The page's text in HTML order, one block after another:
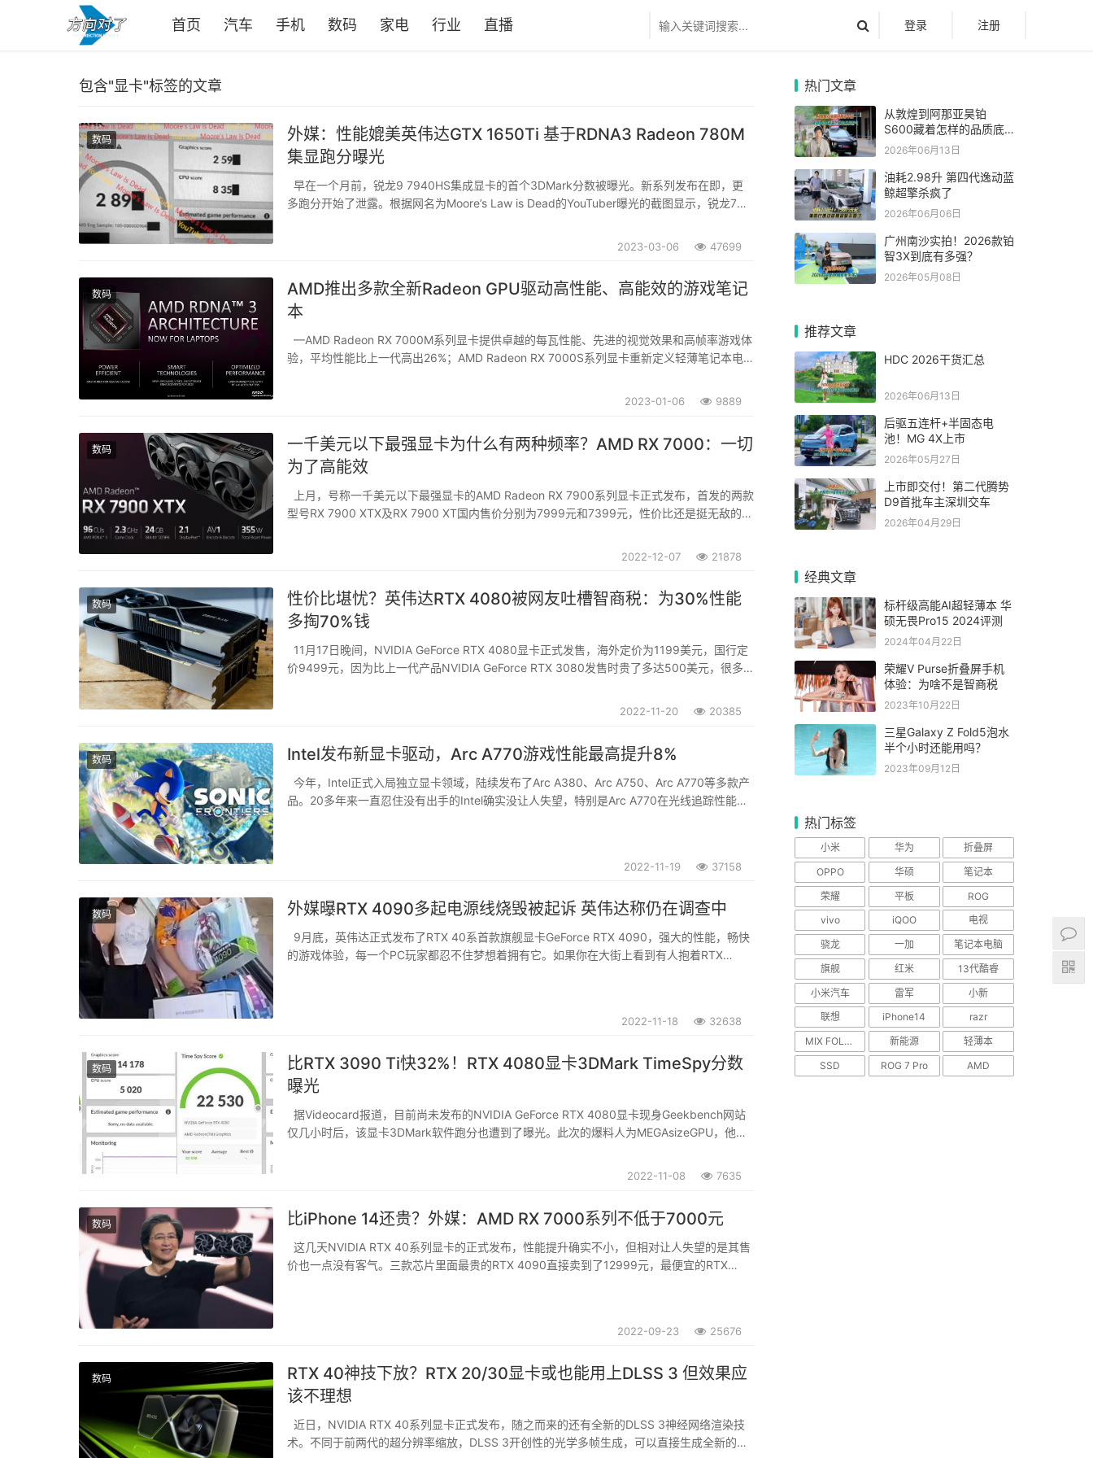
登录 注册
首页 汽车 手机 数码 家电 行业 直播
包含"显卡"标签的文章
数码
外媒：性能媲美英伟达GTX 1650Ti 基于RDNA3 Radeon 780M
集显跑分曝光
早在一个月前，锐龙9 7940HS集成显卡的首个3DMark分数被曝光。新系列发布在即，更
多跑分开始了泄露。根据网名为Moore’s Law is Dead的YouTuber曝光的截图显示，锐龙7
2023-03-06 47699
数码
AMD推出多款全新Radeon GPU驱动高性能、高能效的游戏笔记
本
—AMD Radeon RX 7000M系列显卡提供卓越的每瓦性能、先进的视觉效果和高帧率游戏体
验，平均性能比上一代高出26%；AMD Radeon RX 7000S系列显卡重新定义轻薄笔记本电
2023-01-06 9889
数码
一千美元以下最强显卡为什么有两种频率？AMD RX 7000：一切
为了高能效
上月，号称一千美元以下最强显卡的AMD Radeon RX 7900系列显卡正式发布，首发的两款
型号RX 7900 XTX及RX 7900 XT国内售价分别为7999元和7399元，性价比还是挺无敌的。
2022-12-07 21878
数码
性价比堪忧？英伟达RTX 4080被网友吐槽智商税：为30%性能
多掏70%钱
11月17日晚间，NVIDIA GeForce RTX 4080显卡正式发售，海外定价为1199美元，国行定
价9499元，因为比上一代产品NVIDIA GeForce RTX 3080发售时贵了多达500美元，很多
2022-11-20 20385
数码 Intel发布新显卡驱动，Arc A770游戏性能最高提升8%
今年，Intel正式入局独立显卡领域，陆续发布了Arc A380、Arc A750、Arc A770等多款产
品。20多年来一直忍住没有出手的Intel确实没让人失望，特别是Arc A770在光线追踪性能上
2022-11-19 37158
数码 外媒曝RTX 4090多起电源线烧毁被起诉 英伟达称仍在调查中
9月底，英伟达正式发布了RTX 40系首款旗舰显卡GeForce RTX 4090，强大的性能，畅快
的游戏体验，每一个PC玩家都忍不住梦想着拥有它。如果你在大街上看到有人抱着RTX
2022-11-18 32638
数码
比RTX 3090 Ti快32%！RTX 4080显卡3DMark TimeSpy分数
曝光
据Videocard报道，目前尚未发布的NVIDIA GeForce RTX 4080显卡现身Geekbench网站
仅几小时后，该显卡3DMark软件跑分也遭到了曝光。此次的爆料人为MEGAsizeGPU，他所
2022-11-08 7635
数码 比iPhone 14还贵？外媒：AMD RX 7000系列不低于7000元
这几天NVIDIA RTX 40系列显卡的正式发布，性能提升确实不小，但相对让人失望的是其售
价也一点没有客气。三款芯片里面最贵的RTX 4090直接卖到了12999元，最便宜的RTX
2022-09-23 25676
数码
RTX 40神技下放？RTX 20/30显卡或也能用上DLSS 3 但效果应
该不理想
近日，NVIDIA RTX 40系列显卡正式发布，随之而来的还有全新的DLSS 3神经网络渲染技
术。不同于前两代的超分辨率缩放，DLSS 3开创性的光学多帧生成，可以直接生成全新的完
热门文章
从敦煌到阿那亚昊铂
S600藏着怎样的品质底
气
2026年06月13日
油耗2.98升 第四代逸动蓝
鲸超擎杀疯了
2026年06月06日
广州南沙实拍！2026款铂
智3X到底有多强？
2026年05月08日
推荐文章
HDC 2026干货汇总
2026年06月13日
后驱五连杆+半固态电
池！MG 4X上市
2026年05月27日
上市即交付！第二代腾势
D9首批车主深圳交车
2026年04月29日
经典文章
标杆级高能AI超轻薄本 华
硕无畏Pro15 2024评测
2024年04月22日
荣耀V Purse折叠屏手机
体验：为啥不是智商税
2023年10月22日
三星Galaxy Z Fold5泡水
半个小时还能用吗？
2023年09月12日
热门标签
小米 华为
折叠屏
OPPO
华硕
笔记本
荣耀
平板
ROG
vivo
iQOO
电视
骁龙
一加
笔记本电脑
旗舰
红米
13代酷睿
小米汽车
雷军
小新
联想
iPhone14
razr
MIX FOLD 2
新能源
轻薄本
SSD
ROG 7 Pro AMD